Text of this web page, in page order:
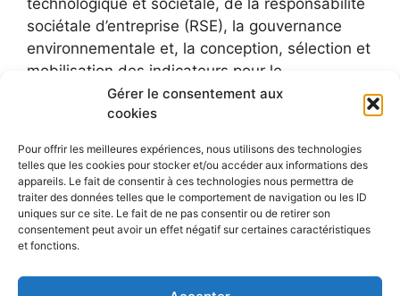
Gérer le consentement aux
cookies
Pour offrir les meilleures expériences, nous utilisons des technologies
telles que les cookies pour stocker et/ou accéder aux informations des
appareils. Le fait de consentir à ces technologies nous permettra de
traiter des données telles que le comportement de navigation ou les ID
uniques sur ce site. Le fait de ne pas consentir ou de retirer son
consentement peut avoir un effet négatif sur certaines caractéristiques
et fonctions.
sociétale d’entreprise (RSE), la gouvernance
environnementale et, la conception, sélection et
mobilisation des indicateurs pour le
développement durable.